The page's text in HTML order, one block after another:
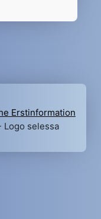
Erstinformation